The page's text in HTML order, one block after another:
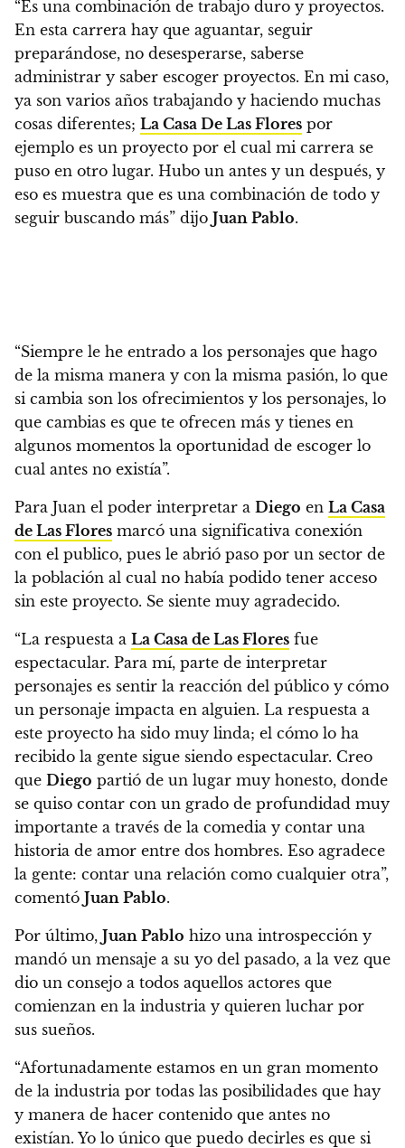
“Es una combinación de trabajo duro y proyectos.
En esta carrera hay que aguantar, seguir
preparándose, no desesperarse, saberse
administrar y saber escoger proyectos. En mi caso,
ya son varios años trabajando y haciendo muchas
cosas diferentes; La Casa De Las Flores por
ejemplo es un proyecto por el cual mi carrera se
puso en otro lugar. Hubo un antes y un después, y
eso es muestra que es una combinación de todo y
seguir buscando más” dijo Juan Pablo.
“Siempre le he entrado a los personajes que hago
de la misma manera y con la misma pasión, lo que
si cambia son los ofrecimientos y los personajes, lo
que cambias es que te ofrecen más y tienes en
algunos momentos la oportunidad de escoger lo
cual antes no existía”.
Para Juan el poder interpretar a Diego en La Casa
de Las Flores marcó una significativa conexión
con el publico, pues le abrió paso por un sector de
la población al cual no había podido tener acceso
sin este proyecto. Se siente muy agradecido.
“La respuesta a La Casa de Las Flores fue
espectacular. Para mí, parte de interpretar
personajes es sentir la reacción del público y cómo
un personaje impacta en alguien. La respuesta a
este proyecto ha sido muy linda; el cómo lo ha
recibido la gente sigue siendo espectacular. Creo
que Diego partió de un lugar muy honesto, donde
se quiso contar con un grado de profundidad muy
importante a través de la comedia y contar una
historia de amor entre dos hombres. Eso agradece
la gente: contar una relación como cualquier otra”,
comentó Juan Pablo.
Por último, Juan Pablo hizo una introspección y
mandó un mensaje a su yo del pasado, a la vez que
dio un consejo a todos aquellos actores que
comienzan en la industria y quieren luchar por
sus sueños.
“Afortunadamente estamos en un gran momento
de la industria por todas las posibilidades que hay
y manera de hacer contenido que antes no
existían. Yo lo único que puedo decirles es que si